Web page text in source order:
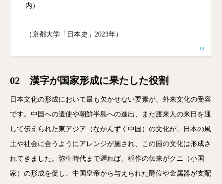
内）
（京都大学「日本史」2023年）
02 漢字が国家形成に果たした役割
日本文化の形成において最も欠かせない要素が、外来文化の受容
です。中国への遣使や朝鮮半島への進出、また渡来人の来日を通
して伝えられた東アジア（なかんずく中国）の文化が、日本の風
土や社会に合うようにアレンジが施され、この国の文化は形成さ
れてきました。弥生時代まで遡れば、稲作の伝来がクニ（小国
家）の形成を促し、中国皇帝から与えられた爵位や金属器が支配